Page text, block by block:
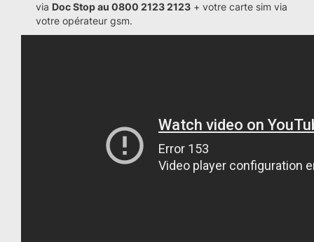
via Doc Stop au 0800 2123 2123 + votre carte sim via
votre opérateur gsm.